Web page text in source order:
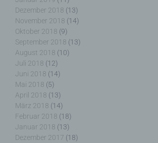
Dezember 2018 (13)
November 2018 (14)
Oktober 2018 (9)
September 2018 (13)
August 2018 (10)
Juli 2018 (12)
Juni 2018 (14)
Mai 2018 (5)
April 2018 (13)
März 2018 (14)
Februar 2018 (18)
Januar 2018 (13)
Dezember 2017 (18)
Verantwortlicher oder für die
Verantwortlicher ist die natürliche
Person, Behörde, Einrichtung oder
die allein oder gemeinsam mit
Zwecke und Mittel der
personenbezogenen Daten
Zwecke und Mittel dieser
Unionsrecht oder das Recht der
vorgegeben, so kann der
beziehungsweise können die
seiner Benennung nach dem
dem Recht der Mitgliedstaaten
werden.